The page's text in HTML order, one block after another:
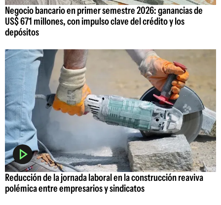
Negocio bancario en primer semestre 2026: ganancias de
US$ 671 millones, con impulso clave del crédito y los
depósitos
Reducción de la jornada laboral en la construcción reaviva
polémica entre empresarios y sindicatos